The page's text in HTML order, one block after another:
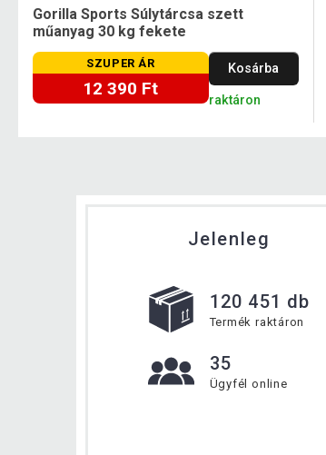
Gorilla Sports Súlytárcsa szett
műanyag 30 kg fekete
SZUPER ÁR
12 390 Ft
Kosárba
raktáron
Jelenleg
120 451 db
Termék raktáron
35
Ügyfél online